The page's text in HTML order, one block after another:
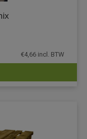
DETAILS
€4,66 incl. BTW